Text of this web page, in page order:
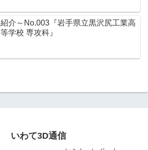
紹介～No.003『岩手県立黒沢尻工業高
等学校 専攻科』
いわて3D通信